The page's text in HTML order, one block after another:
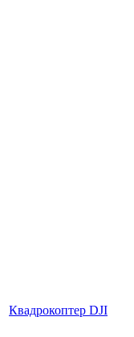
Квадрокоптер DJI